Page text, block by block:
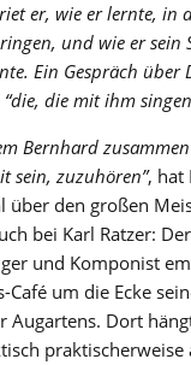
er, wie er lernte, in
und wie er sein
Ein Gespräch über
die mit ihm
Bernhard
sein, zuzuhören”, hat
über den großen
bei Karl Ratzer:
und Komponist
Café um die Ecke
Augartens. Dort
praktischerweise